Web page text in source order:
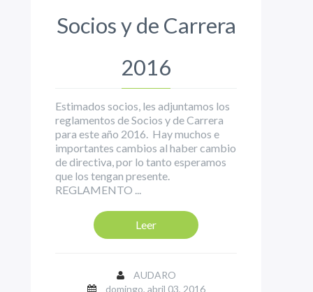
Socios y de Carrera
2016
Estimados socios, les adjuntamos los
reglamentos de Socios y de Carrera
para este año 2016. Hay muchos e
importantes cambios al haber cambio
de directiva, por lo tanto esperamos
que los tengan presente.
REGLAMENTO ...
Leer
AUDARO
domingo, abril 03, 2016